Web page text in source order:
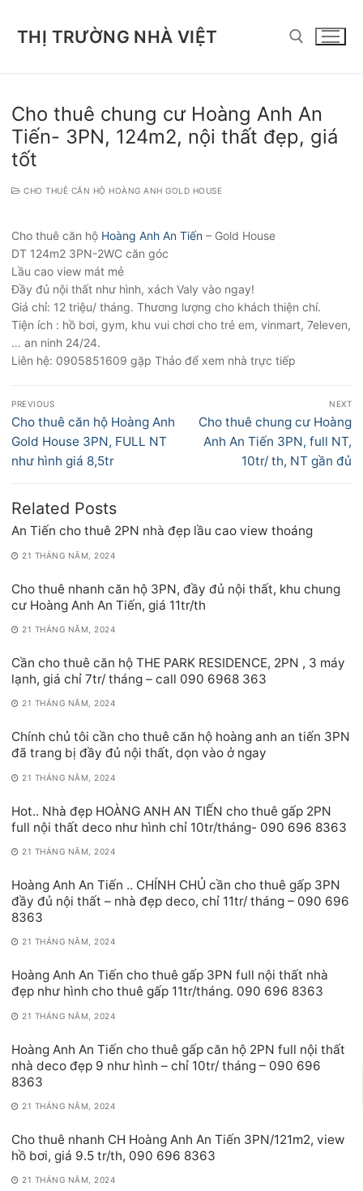
THỊ TRƯỜNG NHÀ VIỆT
Cho thuê chung cư Hoàng Anh An
Tiến- 3PN, 124m2, nội thất đẹp, giá
tốt
CHO THUÊ CĂN HỘ HOÀNG ANH GOLD HOUSE
Cho thuê căn hộ Hoàng Anh An Tiến – Gold House
DT 124m2 3PN-2WC căn góc
Lầu cao view mát mẻ
Đầy đủ nội thất như hình, xách Valy vào ngay!
Giá chỉ: 12 triệu/ tháng. Thương lượng cho khách thiện chí.
Tiện ích : hồ bơi, gym, khu vui chơi cho trẻ em, vinmart, 7eleven,
… an ninh 24/24.
Liên hệ: 0905851609 gặp Thảo để xem nhà trực tiếp
Điều
hướng
bài
viết
PREVIOUS
Previous
post:
Cho thuê căn hộ Hoàng Anh
Gold House 3PN, FULL NT
như hình giá 8,5tr
NEXT
Next
post:
Cho thuê chung cư Hoàng
Anh An Tiến 3PN, full NT,
10tr/ th, NT gần đủ
Related Posts
An Tiến cho thuê 2PN nhà đẹp lầu cao view thoáng
21 THÁNG NĂM, 2024
Cho thuê nhanh căn hộ 3PN, đầy đủ nội thất, khu chung
cư Hoàng Anh An Tiến, giá 11tr/th
21 THÁNG NĂM, 2024
Cần cho thuê căn hộ THE PARK RESIDENCE, 2PN , 3 máy
lạnh, giá chỉ 7tr/ tháng – call 090 6968 363
21 THÁNG NĂM, 2024
Chính chủ tôi cần cho thuê căn hộ hoàng anh an tiến 3PN
đã trang bị đầy đủ nội thất, dọn vào ở ngay
21 THÁNG NĂM, 2024
Hot.. Nhà đẹp HOÀNG ANH AN TIẾN cho thuê gấp 2PN
full nội thất deco như hình chỉ 10tr/tháng- 090 696 8363
21 THÁNG NĂM, 2024
Hoàng Anh An Tiến .. CHÍNH CHỦ cần cho thuê gấp 3PN
đầy đủ nội thất – nhà đẹp deco, chỉ 11tr/ tháng – 090 696
8363
21 THÁNG NĂM, 2024
Hoàng Anh An Tiến cho thuê gấp 3PN full nội thất nhà
đẹp như hình cho thuê gấp 11tr/tháng. 090 696 8363
21 THÁNG NĂM, 2024
Hoàng Anh An Tiến cho thuê gấp căn hộ 2PN full nội thất
nhà deco đẹp 9 như hình – chỉ 10tr/ tháng – 090 696
8363
21 THÁNG NĂM, 2024
Cho thuê nhanh CH Hoàng Anh An Tiến 3PN/121m2, view
hồ bơi, giá 9.5 tr/th, 090 696 8363
21 THÁNG NĂM, 2024